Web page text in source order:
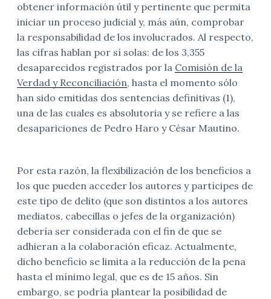
obtener información útil y pertinente que permita
iniciar un proceso judicial y, más aún, comprobar
la responsabilidad de los involucrados. Al respecto,
las cifras hablan por sí solas: de los 3,355
desaparecidos registrados por la Comisión de la
Verdad y Reconciliación, hasta el momento sólo
han sido emitidas dos sentencias definitivas (1),
una de las cuales es absolutoria y se refiere a las
desapariciones de Pedro Haro y César Mautino.
Por esta razón, la flexibilización de los beneficios a
los que pueden acceder los autores y partícipes de
este tipo de delito (que son distintos a los autores
mediatos, cabecillas o jefes de la organización)
debería ser considerada con el fin de que se
adhieran a la colaboración eficaz. Actualmente,
dicho beneficio se limita a la reducción de la pena
hasta el mínimo legal, que es de 15 años. Sin
embargo, se podría plantear la posibilidad de